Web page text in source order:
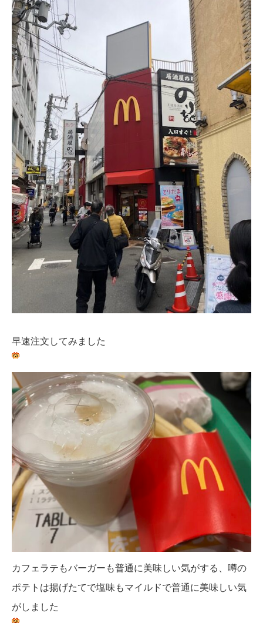
早速注文してみました
カフェラテもバーガーも普通に美味しい気がする、噂の
ポテトは揚げたてで塩味もマイルドで普通に美味しい気
がしました